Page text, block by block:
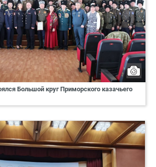
Большой круг Приморского казачьего